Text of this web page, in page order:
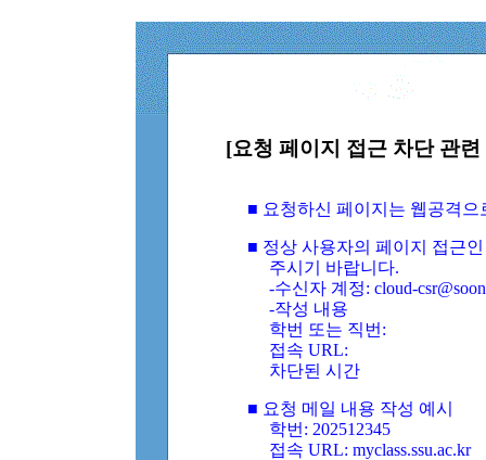
[요청 페이지 접근 차단 관
■ 요청하신 페이지는 웹공격
■ 정상 사용자의 페이지 접근
주시기 바랍니다.
-수신자 계정: cloud-
-작성 내용
학번 또는 직번:
접속 URL:
차단된 시간
■ 요청 메일 내용 작성 예시
학번: 202512345
접속 URL: myclass.ssu.ac.kr